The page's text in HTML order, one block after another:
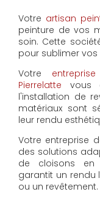
Votre artisan
peinture de vos
soin. Cette
pour sublimer vos
Votre
Pierrelatte vous
l'installation de
matériaux sont
leur rendu
Votre entreprise
des solutions
de cloisons en
garantit un rendu
ou un revêtement.